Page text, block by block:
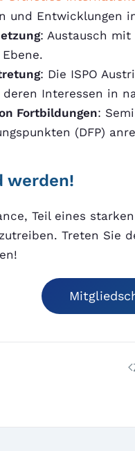
und Entwicklungen
: Austausch mit
: Die ISPO
Interessen in
Fortbildungen:
(DFP)
werden!
Teil eines
Treten Sie